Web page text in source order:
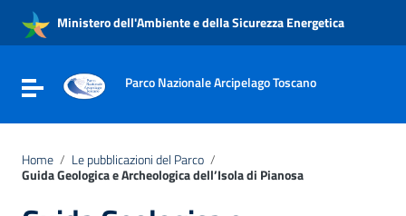
Vai al menu di navigazione
Vai al footer
Ministero dell'Ambiente e della Sicurezza Energetica
Attiva / disattiva la navigazione
Parco Nazionale Arcipelago Toscano
Home / Le pubblicazioni del Parco /
Guida Geologica e Archeologica dell’Isola di Pianosa